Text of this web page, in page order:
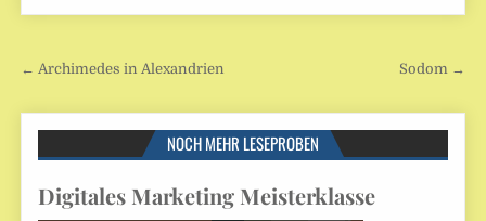
Beitragsnavigation
← Archimedes in Alexandrien Sodom →
NOCH MEHR LESEPROBEN
Digitales Marketing Meisterklasse